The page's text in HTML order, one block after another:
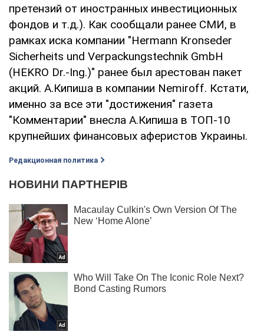
претензий от иностранных инвестиционных
фондов и т.д.). Как сообщали ранее СМИ, в
рамках иска компании "Hermann Kronseder
Sicherheits und Verpackungstechnik GmbH
(HEKRO Dr.-Ing.)" ранее был арестован пакет
акций. А.Кипиша в компании Nemiroff. Кстати,
именно за все эти "достижения" газета
"Комментарии" внесла А.Кипиша в ТОП-10
крупнейших финансовых аферистов Украины.
Редакционная политика